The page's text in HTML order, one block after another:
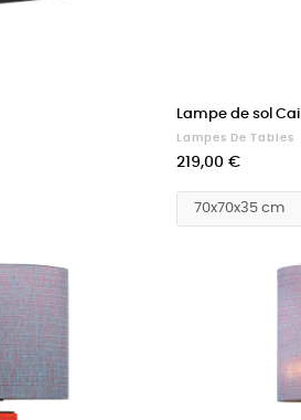
Lampe de sol
Lampes De Tables
Prix
219,00 €